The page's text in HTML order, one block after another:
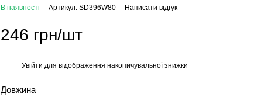
В наявності Артикул: SD396W80 Написати відгук
246 грн/шт
Увійти для відображення накопичувальної знижки
Довжина